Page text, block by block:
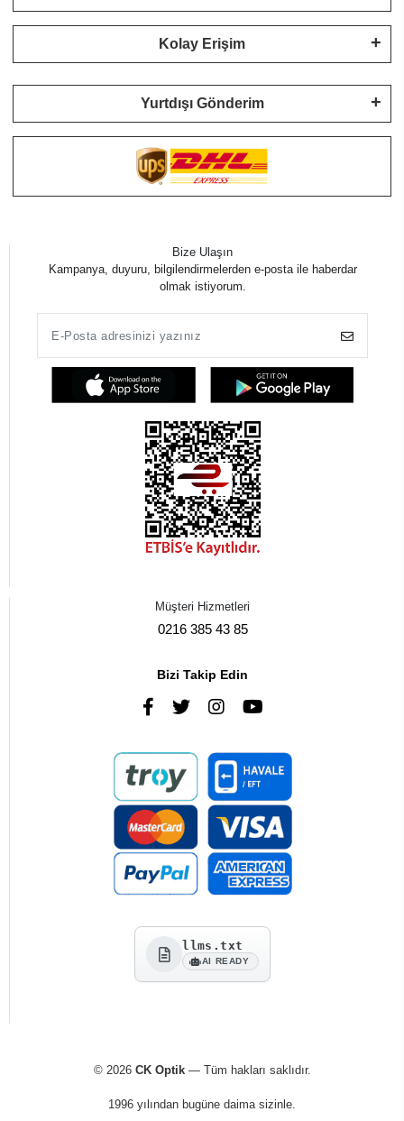
Kolay Erişim
Yurtdışı Gönderim
Bize Ulaşın
Kampanya, duyuru, bilgilendirmelerden e-posta ile haberdar
olmak istiyorum.
Müşteri Hizmetleri
0216 385 43 85
Bizi Takip Edin
llms.txt
AI READY
© 2026 CK Optik— Tüm hakları saklıdır.
1996 yılından bugüne daima sizinle.